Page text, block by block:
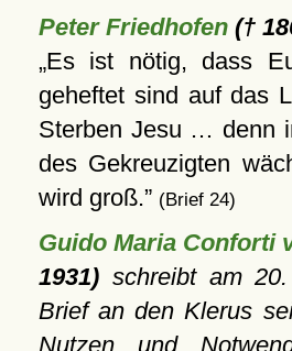
Peter Friedhofen(†
Es ist nötig, dass
geheftet sind auf das
Sterben Jesu … denn
des Gekreuzigten
wird groß.
(Brief 24)
Guido Maria Conforti
1931)schreibt am
Brief an den Klerus
Nutzen und